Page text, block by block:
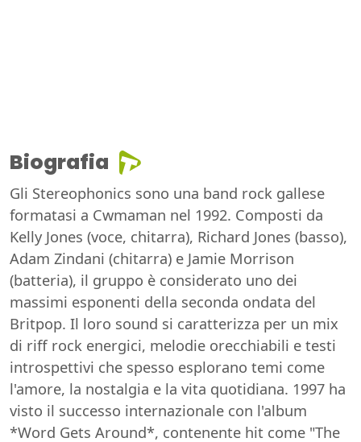
Biografia
Gli Stereophonics sono una band rock gallese
formatasi a Cwmaman nel 1992. Composti da
Kelly Jones (voce, chitarra), Richard Jones (basso),
Adam Zindani (chitarra) e Jamie Morrison
(batteria), il gruppo è considerato uno dei
massimi esponenti della seconda ondata del
Britpop. Il loro sound si caratterizza per un mix
di riff rock energici, melodie orecchiabili e testi
introspettivi che spesso esplorano temi come
l'amore, la nostalgia e la vita quotidiana. 1997 ha
visto il successo internazionale con l'album
*Word Gets Around*, contenente hit come "The